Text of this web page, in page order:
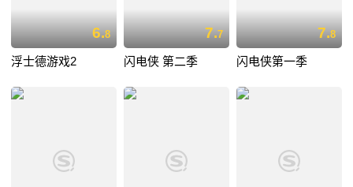
6.8
浮士德游戏2
7.7
闪电侠 第二季
7.8
闪电侠第一季